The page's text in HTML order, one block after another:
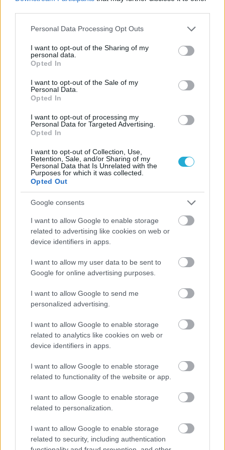
Please note that this website/app uses one or more Google
not limited to your visit or usage behaviour. You may click to
grant or deny consent to Google and its third-party tags to
use your data for below specified purposes in below Google
consent section.
Personal Data Processing Opt Outs
I want to opt-out of the Sharing of my
personal data.
Opted In
I want to opt-out of the Sale of my
Personal Data.
Opted In
I want to opt-out of processing my
Personal Data for Targeted Advertising.
Opted In
I want to opt-out of Collection, Use,
Retention, Sale, and/or Sharing of my
Personal Data that Is Unrelated with the
Purposes for which it was collected.
Opted Out
Google consents
I want to allow Google to enable storage
related to advertising like cookies on web or
device identifiers in apps.
I want to allow my user data to be sent to
Google for online advertising purposes.
I want to allow Google to send me
personalized advertising.
I want to allow Google to enable storage
related to analytics like cookies on web or
device identifiers in apps.
I want to allow Google to enable storage
related to functionality of the website or app.
I want to allow Google to enable storage
related to personalization.
I want to allow Google to enable storage
related to security, including authentication
της Volleyleague στα ασπρόμαυρα, ωστόσο το…. Χρώμα δεν
έλειψε από το επινίκιο γλέντι των μεγάλων
πρωταγωνιστών του «Δικέφαλου του Βορρά».
ΡΟΗ ΕΙΔΗΣΕΩΝ
07/08/2026
«Αντίο» με ήττα για τις διεθνείς μας στο τουρνουά του
Ουρμπίνο
Το πάλεψε μέχρι τέλους η Εθνική γυναικών κόντρα
στην Ιταλία Β’